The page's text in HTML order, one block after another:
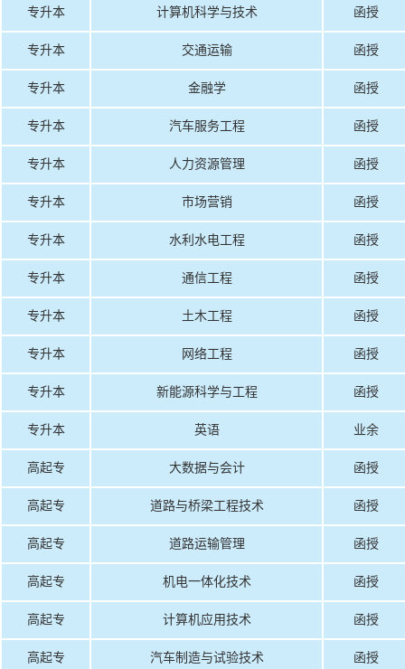
专升本 计算机科学与技术 函授
专升本 交通运输 函授
专升本 金融学 函授
专升本 汽车服务工程 函授
专升本 人力资源管理 函授
专升本 市场营销 函授
专升本 水利水电工程 函授
专升本 通信工程 函授
专升本 土木工程 函授
专升本 网络工程 函授
专升本 新能源科学与工程 函授
专升本 英语 业余
高起专 大数据与会计 函授
高起专 道路与桥梁工程技术 函授
高起专 道路运输管理 函授
高起专 机电一体化技术 函授
高起专 计算机应用技术 函授
高起专 汽车制造与试验技术 函授